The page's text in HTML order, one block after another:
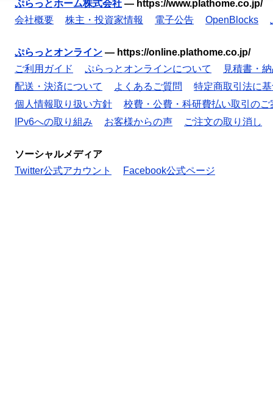
ぷらっとホーム株式会社 — https://www.plathome.co.jp/
会社概要
株主・投資家情報 電子公告 OpenBlocks
ぷらっとオンライン — https://online.plathome.co.jp/
ご利用ガイド
ぷらっとオンラインについて
見積書・
配送・決済について
よくあるご質問
特定商取引法に
個人情報取り扱い方針
校費・公費・科研費払い取引のご
IPv6への取り組み
お客様からの声 ご注文の取り消し
ソーシャルメディア
Twitter公式アカウント
Facebook公式ページ